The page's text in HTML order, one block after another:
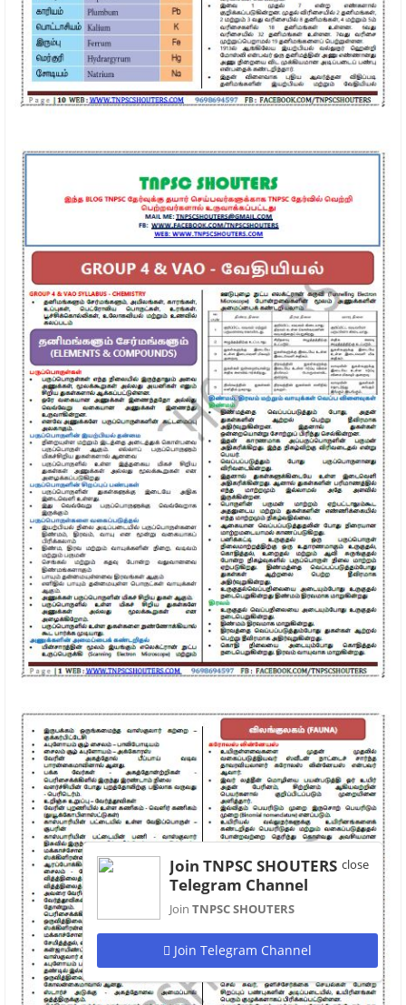
close
Join TNPSC SHOUTERS
Telegram Channel
Join TNPSC SHOUTERS
Join Telegram Channel